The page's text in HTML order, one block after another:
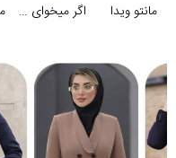
مانتو ویدا اگر میخوای ضرر نکنی